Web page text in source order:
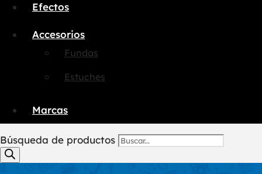
Efectos
Accesorios
Fundas
Estuches
Marcas
Búsqueda de productos